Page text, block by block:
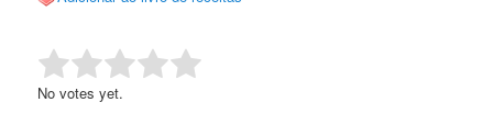
Rate this item: Submit Rating
No votes yet.